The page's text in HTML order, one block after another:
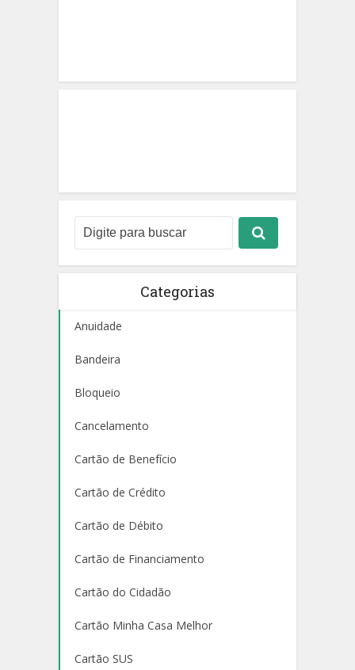
Categorias
Anuidade
Bandeira
Bloqueio
Cancelamento
Cartão de Benefício
Cartão de Crédito
Cartão de Débito
Cartão de Financiamento
Cartão do Cidadão
Cartão Minha Casa Melhor
Cartão SUS